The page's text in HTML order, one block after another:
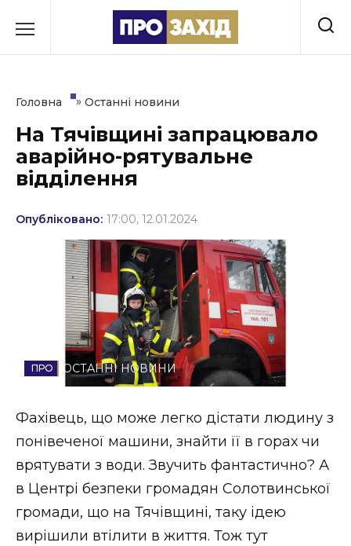
до
Культура
Освіта
Події
Політика
Соціум
Спорт
Стиль життя
Втрачений Ужгород (відеоверсія)
ЗАКАРПАТСЬКІ НОВИНИ
Головна » Останні новини
На Тячівщині запрацювало
аварійно-рятувальне
відділення
Опубліковано: 17:00, 12.01.2024
ОСТАННІ НОВИНИ
Фахівець, що може легко дістати людину з
понівеченої машини, знайти її в горах чи
врятувати з води. Звучить фантастично? А
в Центрі безпеки громадян Солотвинської
громади, що на Тячівщині, таку ідею
вирішили втілити в життя. Тож тут